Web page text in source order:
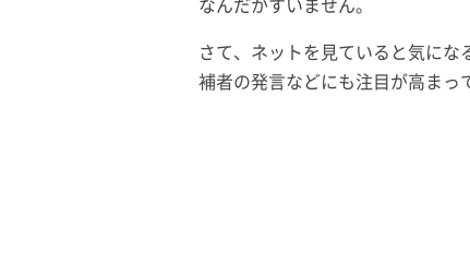
なんだかすいません。
さて、ネットを見ていると気に
補者の発言などにも注目が高まっ